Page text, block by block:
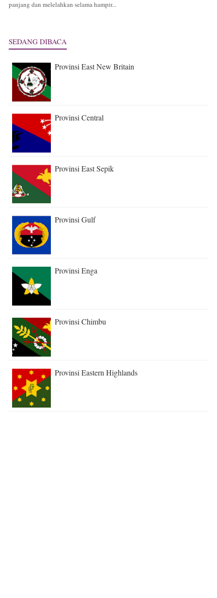
panjang dan melelahkan selama hampir...
SEDANG DIBACA
Provinsi East New Britain
Provinsi Central
Provinsi East Sepik
Provinsi Gulf
Provinsi Enga
Provinsi Chimbu
Provinsi Eastern Highlands